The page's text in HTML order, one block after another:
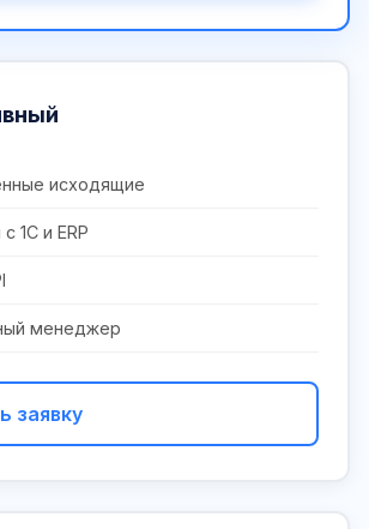
исходящие
1С и ERP
менеджер
заявку